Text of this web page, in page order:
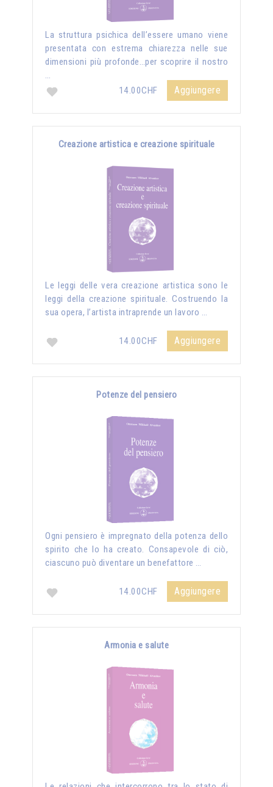
La struttura psichica dell’essere umano viene
presentata con estrema chiarezza nelle sue
dimensioni più profonde…per scoprire il nostro
…
14.00CHF
Aggiungere
Creazione artistica e creazione spirituale
Le leggi delle vera creazione artistica sono le
leggi della creazione spirituale. Costruendo la
sua opera, l’artista intraprende un lavoro …
14.00CHF Aggiungere
Potenze del pensiero
Ogni pensiero è impregnato della potenza dello
spirito che lo ha creato. Consapevole di ciò,
ciascuno può diventare un benefattore …
14.00CHF Aggiungere
Armonia e salute